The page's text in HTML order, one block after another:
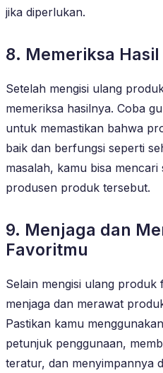
jika diperlukan.
8. Memeriksa
Setelah mengisi ulang
memeriksa hasilnya. Coba
untuk memastikan bahwa
baik dan berfungsi seperti
masalah, kamu bisa
produsen produk tersebut.
9. Menjaga dan
Favoritmu
Selain mengisi ulang
menjaga dan merawat
Pastikan kamu
petunjuk penggunaan,
teratur, dan menyimpannya